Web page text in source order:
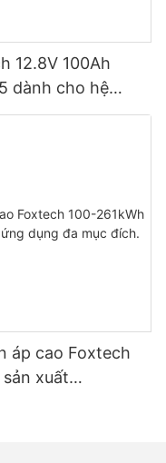
12.8V 100Ah
dành cho hệ
đình
áp cao Foxtech
xuất